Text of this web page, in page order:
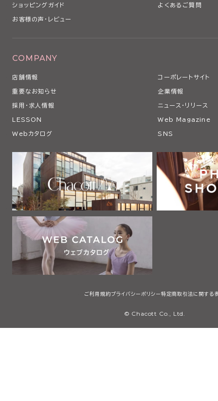
ショッピングガイド よくあるご質問
お客様の声・レビュー
COMPANY
店舗情報 コーポレートサイト
重要なお知らせ 企業情報
採用・求人情報 ニュース・リリース
LESSON Web Magazine
Webカタログ SNS
ご利用規約プライバシーポリシー 特定商取引法に関する
© Chacott Co., Ltd.